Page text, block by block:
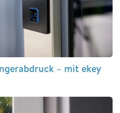
– mit ekey